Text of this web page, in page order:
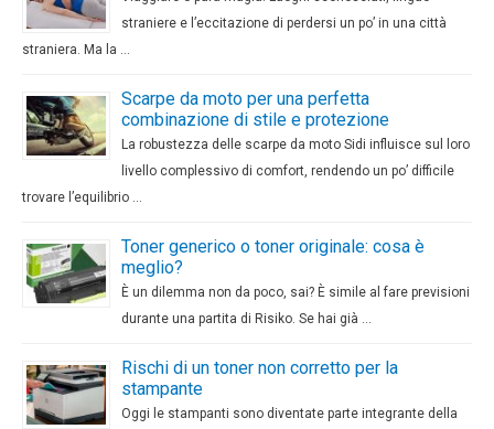
straniere e l’eccitazione di perdersi un po’ in una città
straniera. Ma la …
Scarpe da moto per una perfetta
combinazione di stile e protezione
La robustezza delle scarpe da moto Sidi influisce sul loro
livello complessivo di comfort, rendendo un po’ difficile
trovare l’equilibrio …
Toner generico o toner originale: cosa è
meglio?
È un dilemma non da poco, sai? È simile al fare previsioni
durante una partita di Risiko. Se hai già …
Rischi di un toner non corretto per la
stampante
Oggi le stampanti sono diventate parte integrante della